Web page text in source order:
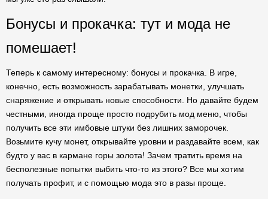
Бонусы и прокачка: тут и мода не
помешает!
Теперь к самому интересному: бонусы и прокачка. В игре,
конечно, есть возможность зарабатывать монетки, улучшать
снаряжение и открывать новые способности. Но давайте будем
честными, иногда проще просто подрубить мод меню, чтобы
получить все эти имбовые штуки без лишних заморочек.
Возьмите кучу монет, открывайте уровни и раздавайте всем, как
будто у вас в кармане горы золота! Зачем тратить время на
бесполезные попытки выбить что-то из этого? Все мы хотим
получать профит, и с помощью мода это в разы проще.